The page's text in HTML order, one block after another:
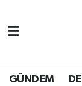
GÜNDEM
BİLİM